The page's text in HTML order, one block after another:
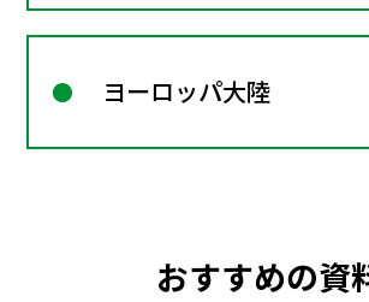
ヨーロッパ大陸
おすすめの資